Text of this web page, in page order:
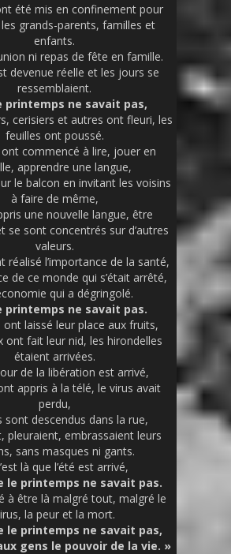
été mis en confinement pour
grands-parents, familles et
enfants.
ni repas de fête en famille.
devenue réelle et les jours se
ressemblaient.
printemps ne savait pas,
cerisiers et autres ont fleuri, les
feuilles ont poussé.
ont commencé à lire, jouer en
apprendre une langue,
le balcon en invitant les voisins
à faire de même,
une nouvelle langue, être
se sont concentrés sur d’autres
valeurs.
réalisé l’importance de la santé,
de ce monde qui s’était arrêté,
qui a dégringolé.
printemps ne savait pas.
ont laissé leur place aux fruits,
ont fait leur nid, les hirondelles
étaient arrivées.
de la libération est arrivé,
appris à la télé, le virus avait
perdu,
sont descendus dans la rue,
pleuraient, embrassaient leurs
sans masques ni gants.
là que l’été est arrivé,
le printemps ne savait pas.
à être là malgré tout, malgré le
la peur et la mort.
le printemps ne savait pas,
gens le pouvoir de la vie. »